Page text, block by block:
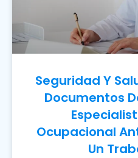
Seguridad Y
Documentos
Ocupacional
Un